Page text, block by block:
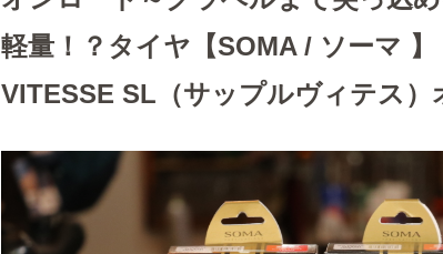
軽量！？タイヤ【SOMA / ソーマ
VITESSE SL（サップルヴィテス）